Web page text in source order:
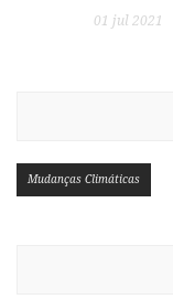
01 jul 2021
Mudanças Climáticas